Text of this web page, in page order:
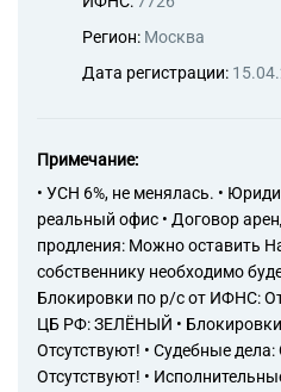
Регион: Москва
Дата регистрации:
Примечание:
• УСН 6%, не менялась. •
реальный офис • Договор
продления: Можно оставить
собственнику необходимо
Блокировки по р/с от ИФНС:
ЦБ РФ: ЗЕЛЁНЫЙ •
Отсутствуют! • Судебные
Отсутствуют! •